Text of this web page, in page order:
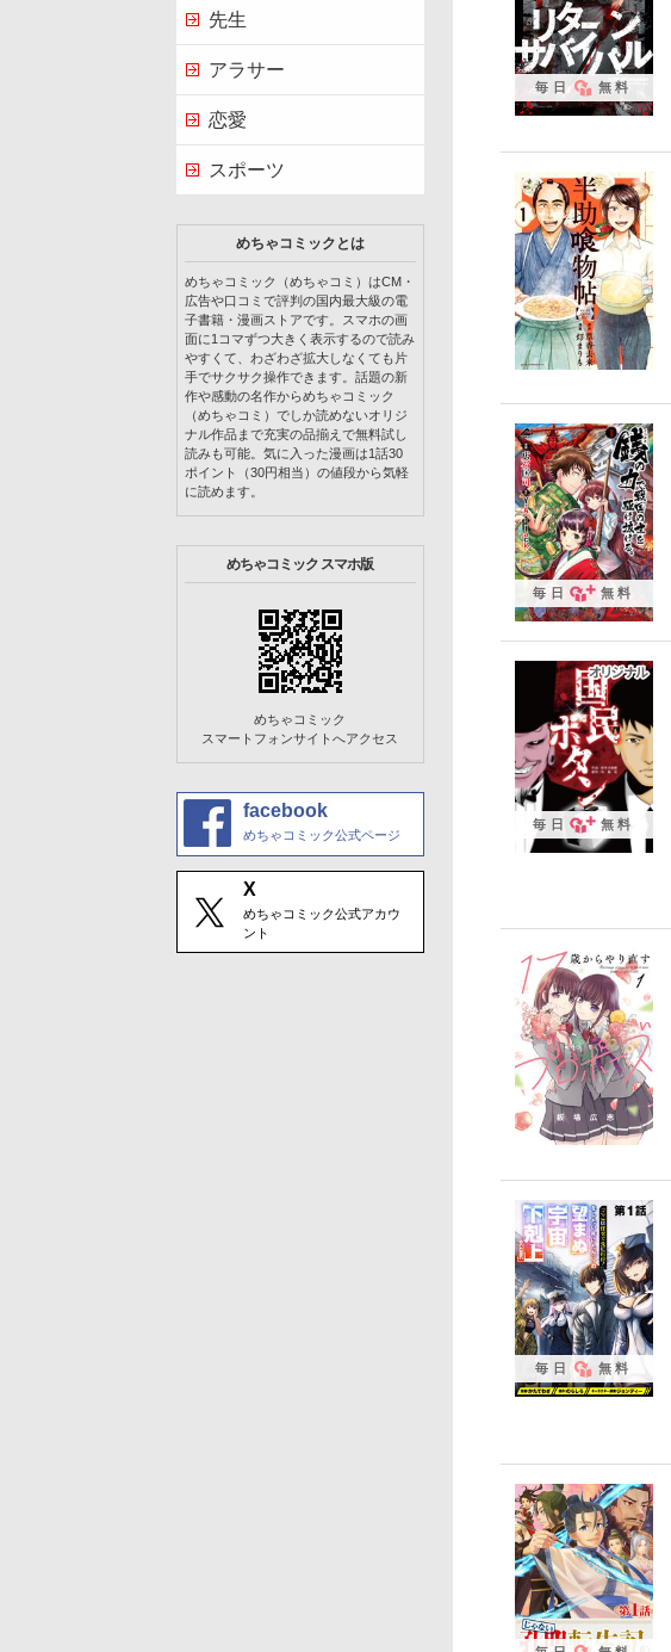
毎日 無料
毎日 無料
毎日 無料
毎日 無料
先生
アラサー
恋愛
スポーツ
めちゃコミックとは
めちゃコミック（めちゃコミ）はCM・
広告や口コミで評判の国内最大級の電
子書籍・漫画ストアです。スマホの画
面に1コマずつ大きく表示するので読み
やすくて、わざわざ拡大しなくても片
手でサクサク操作できます。話題の新
作や感動の名作からめちゃコミック
（めちゃコミ）でしか読めないオリジ
ナル作品まで充実の品揃えで無料試し
読みも可能。気に入った漫画は1話30
ポイント（30円相当）の値段から気軽
に読めます。
めちゃコミック スマホ版
めちゃコミック
スマートフォンサイトへアクセス
facebook
めちゃコミック公式ページ
X
めちゃコミック公式アカウ
ント